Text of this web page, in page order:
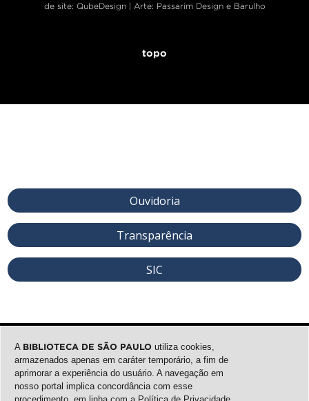
de site: QubeDesign | Arte: Passarim Design e Barulho
topo
Ouvidoria
Transparência
SIC
A BIBLIOTECA DE SÃO PAULO utiliza cookies,
armazenados apenas em caráter temporário, a fim de
aprimorar a experiência do usuário. A navegação em
nosso portal implica concordância com esse